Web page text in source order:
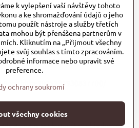
(zdarma)
(Zdarma)
kartou (Zdarma)
Republika-1025231930837700/
2026Copyright
ochrany soukromíStav objednávky
k vylepšení vaší návštěvy tohoto
a ke shromažďování údajů o jeho
použít nástroje a služby třetích
mohou být přenášena partnerům v
Kliknutím na „Přijmout všechny
svůj souhlas s tímto zpracováním.
informace nebo upravit své
preference.
ochrany soukromí
všechny cookies